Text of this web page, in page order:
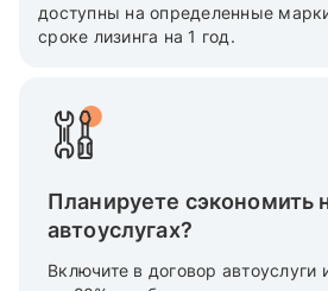
доступны на определенные
сроке лизинга на 1 год.
Планируете сэкономить
автоуслугах?
Включите в договор автоуслуги